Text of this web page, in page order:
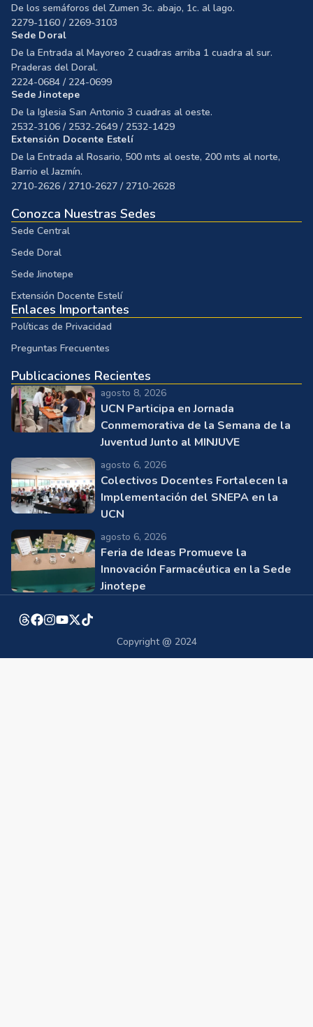
De los semáforos del Zumen 3c. abajo, 1c. al lago.
2279-1160 / 2269-3103
Sede Doral
De la Entrada al Mayoreo 2 cuadras arriba 1 cuadra al sur.
Praderas del Doral.
2224-0684 / 224-0699
Sede Jinotepe
De la Iglesia San Antonio 3 cuadras al oeste.
2532-3106 / 2532-2649 / 2532-1429
Extensión Docente Estelí
De la Entrada al Rosario, 500 mts al oeste, 200 mts al norte,
Barrio el Jazmín.
2710-2626 / 2710-2627 / 2710-2628
Conozca Nuestras Sedes
Sede Central
Sede Doral
Sede Jinotepe
Extensión Docente Estelí
Enlaces Importantes
Políticas de Privacidad
Preguntas Frecuentes
Publicaciones Recientes
agosto 8, 2026
UCN Participa en Jornada
Conmemorativa de la Semana de la
Juventud Junto al MINJUVE
agosto 6, 2026
Colectivos Docentes Fortalecen la
Implementación del SNEPA en la
UCN
agosto 6, 2026
Feria de Ideas Promueve la
Innovación Farmacéutica en la Sede
Jinotepe
Copyright @ 2024